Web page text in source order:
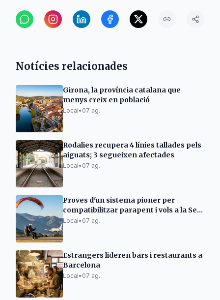
Notícies relacionades
Girona, la província catalana que
menys creix en població
Local• 07 ag.
Rodalies recupera 4 línies tallades pels
aiguats; 3 segueixen afectades
Local• 07 ag.
Proves d'un sistema pioner per
compatibilitzar parapent i vols a la Seu
d'Urgell
Local• 07 ag.
Estrangers lideren bars i restaurants a
Barcelona
Local• 07 ag.